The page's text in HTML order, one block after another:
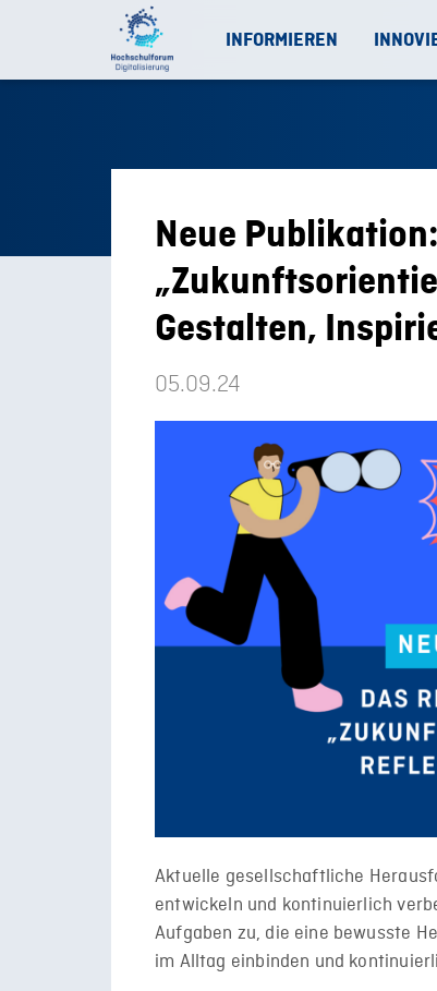
INFORMIEREN
Neue
Gestalten,
05.09.24
Aktuelle gesellschaftliche
entwickeln und kontinuierlich
Aufgaben zu, die eine bewusste
im Alltag einbinden und